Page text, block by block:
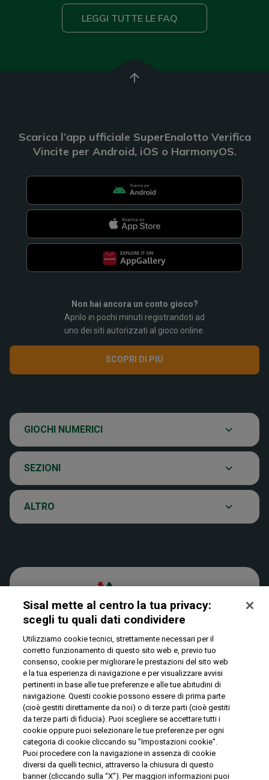
LEGGI TUTTE LE FAQ
arrow_upward
Scarica l’app ufficiale SuperEnalotto Verifica
Vincite per Android, iOS o HarmonyOS.
Non hai ancora un conto gioco?
Aprilo in pochi minuti registrandoti ad
uno dei siti autorizzati al gioco online.
SCOPRI DI PIÙ
GIOCHI NUMERICI
SuperEnalotto
Eurojackpot
VinciCasa
Play Your Date
SEZIONI
Ultima estrazione
Archivio estrazioni
Verifica vincite
News
ALTRO
Contatti
Notifiche
Cookies
Privacy
IL GIOCO È VIETATO AI MINORI E PUÒ CAUSARE
DIPENDENZA PATOLOGICA
© Copyright Sisal Italia S.p.A. - P.I. 02433760135
Privacy Cookies
Mappa
del
sito
Sisal mette al centro la tua privacy:
scegli tu quali dati condividere​
Utilizziamo cookie tecnici, strettamente necessari per il
corretto funzionamento di questo sito web e, previo tuo
consenso, cookie per migliorare le prestazioni del sito web
e la tua esperienza di navigazione e per visualizzare avvisi
pertinenti in base alle tue preferenze e alle tue abitudini di
navigazione. Questi cookie possono essere di prima parte
(cioè gestiti direttamente da noi) o di terze parti (cioè gestiti
da terze parti di fiducia). Puoi scegliere se accettare tutti i
cookie oppure puoi selezionare le tue preferenze per ogni
categoria di cookie cliccando su "Impostazioni cookie".
Puoi procedere con la navigazione in assenza di cookie
diversi da quelli tecnici, attraverso la chiusura di questo
banner (cliccando sulla “X”). Per maggiori informazioni puoi